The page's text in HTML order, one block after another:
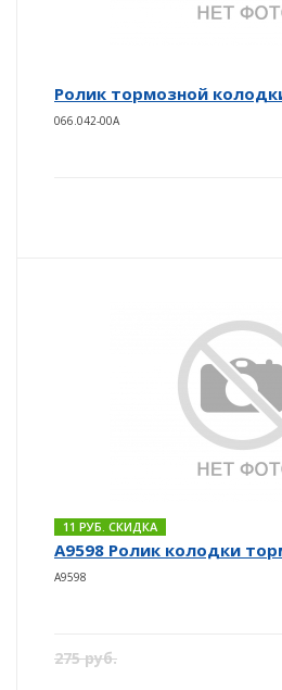
Ролик тормозной
066.042-00A
11 РУБ. СКИДКА
A9598 Ролик колодки
A9598
275 руб.